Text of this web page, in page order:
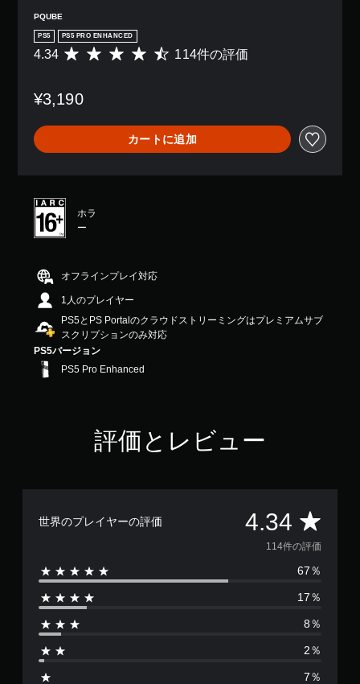
PQUBE
PS5 PS5 PRO ENHANCED
評
は
1
4
、
評
価
は
階
の
.
3
で
4.34 114件の評価
¥3,190
カートに追加
ホラ
ー
オフラインプレイ対応
1人のプレイヤー
PS5とPS Portalのクラウドストリーミングはプレミアムサブ
スクリプションのみ対応
PS5バージョン
PS5 Pro Enhanced
評価とレビュー
世界のプレイヤーの評価 4.34 評
価
数
は
1
114件の評価
67％
17％
8％
2％
7％